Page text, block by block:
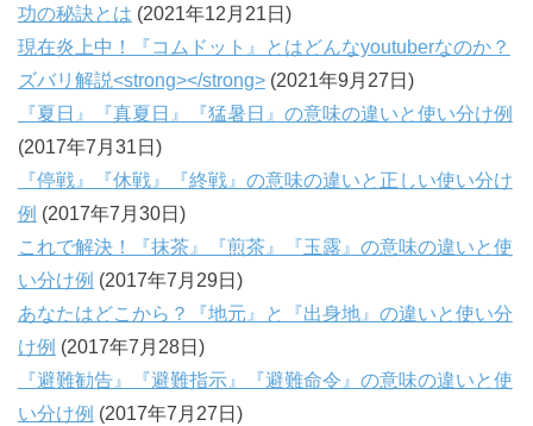
功の秘訣とは (2021年12月21日)
現在炎上中！『コムドット』とはどんなyoutuberなのか？
ズバリ解説<strong></strong> (2021年9月27日)
『夏日』『真夏日』『猛暑日』の意味の違いと使い分け例
(2017年7月31日)
『停戦』『休戦』『終戦』の意味の違いと正しい使い分け
例 (2017年7月30日)
これで解決！『抹茶』『煎茶』『玉露』の意味の違いと使
い分け例 (2017年7月29日)
あなたはどこから？『地元』と『出身地』の違いと使い分
け例 (2017年7月28日)
『避難勧告』『避難指示』『避難命令』の意味の違いと使
い分け例 (2017年7月27日)